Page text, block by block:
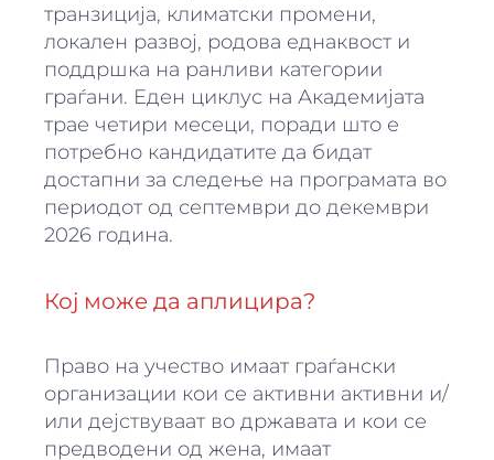
транзиција, климатски промени,
локален развој, родова еднаквост и
поддршка на ранливи категории
граѓани. Еден циклус на Академијата
трае четири месеци, поради што е
потребно кандидатите да бидат
достапни за следење на програмата во
периодот од септември до декември
2026 година.
Кој може да аплицира?
Право на учество имаат граѓански
организации кои се активни активни и/
или дејствуваат во државата и кои се
предводени од жена, имаат